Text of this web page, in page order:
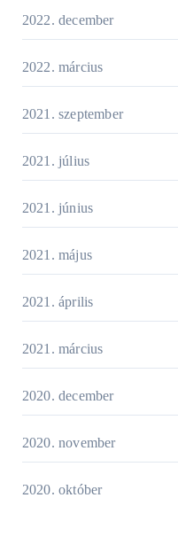
2022. december
2022. március
2021. szeptember
2021. július
2021. június
2021. május
2021. április
2021. március
2020. december
2020. november
2020. október